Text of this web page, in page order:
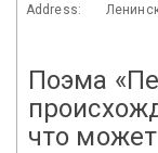
Address:
Поэма
что может